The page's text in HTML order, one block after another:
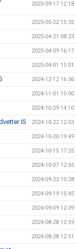
2025-09-17 12:18
2025-05-22 15:35
2025-04-21 08:23
2025-04-09 16:17
2025-04-01 15:01
2024-12-12 16:36
2024-11-01 15:00
2024-10-29 14:10
IS 2024-10-22 12:03
2024-10-20 19:49
2024-10-15 17:25
2024-10-07 12:55
2024-09-23 10:28
2024-09-19 15:45
2024-09-09 12:39
2024-08-28 12:59
2024-08-28 12:51